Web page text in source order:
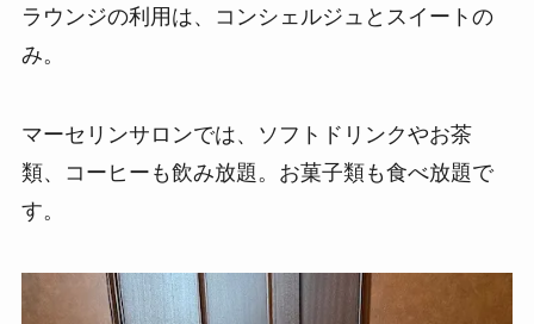
ラウンジの利用は、コンシェルジュとスイートの
み。
マーセリンサロンでは、ソフトドリンクやお茶
類、コーヒーも飲み放題。お菓子類も食べ放題で
す。